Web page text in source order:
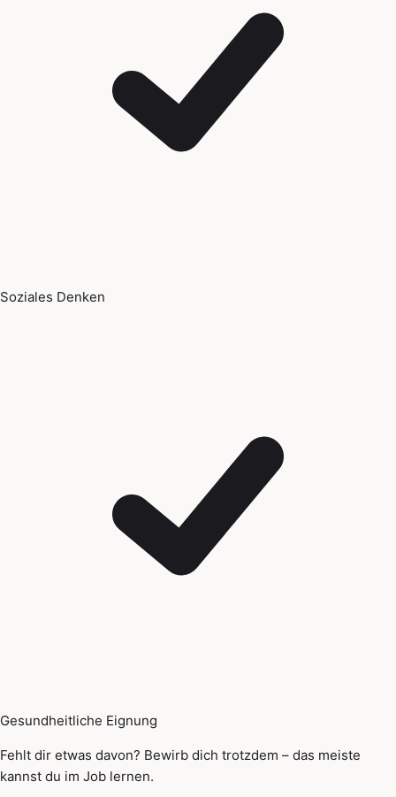
Soziales Denken
Gesundheitliche Eignung
Fehlt dir etwas davon? Bewirb dich trotzdem – das meiste
kannst du im Job lernen.